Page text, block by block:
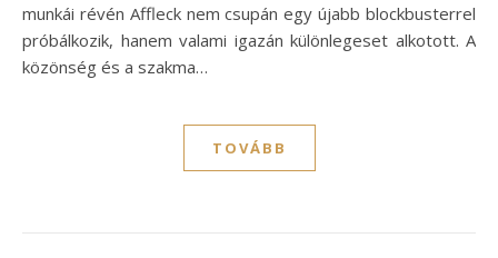
munkái révén Affleck nem csupán egy újabb blockbusterrel
próbálkozik, hanem valami igazán különlegeset alkotott. A
közönség és a szakma…
TOVÁBB